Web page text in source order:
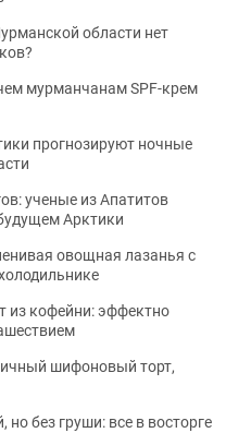
области нет
мурманчанам SPF-крем
прогнозируют ночные
ученые из Апатитов
Арктики
овощная лазанья с
из кофейни: эффектно
шифоновый торт,
но без груши: все в восторге